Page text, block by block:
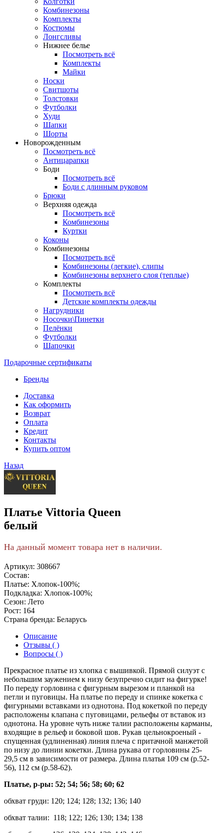
Комбинезоны
Комплекты
Костюмы
Лонгсливы
Нижнее белье
Посмотреть всё
Комплекты
Майки
Носки
Свитшоты
Толстовки
Футболки
Худи
Шапки
Шорты
Новорожденным
Посмотреть всё
Антицарапки
Боди
Посмотреть всё
Боди с длинным руковом
Брюки
Верхняя одежда
Посмотреть всё
Комбинезоны
Куртки
Коконы
Комбинезоны
Посмотреть всё
Комбинезоны (легкие), слипы
Комбинезоны верхнего слоя (теплые)
Комплекты
Посмотреть всё
Детские комплекты одежды
Нагрудники
Носочки\Пинетки
Пелёнки
Футболки
Шапочки
Подарочные сертификаты
Бренды
Доставка
Как оформить
Возврат
Оплата
Кредит
Контакты
Купить оптом
Назад
Платье Vittoria Queen
белый
На данный момент товара нет в наличии.
Артикул: 308667
Состав:
Платье: Хлопок-100%;
Подкладка: Хлопок-100%;
Сезон: Лето
Рост: 164
Страна бренда: Беларусь
Описание
Отзывы ( )
Вопросы ( )
Прекрасное платье из хлопка с вышивкой. Прямой силуэт с
небольшим заужением к низу безупречно сидит на фигурке!
По переду горловина с фигурным вырезом и планкой на
петли и пуговицы. На платье по переду и спинке кокетка с
фигурными вставками из однотона. Под кокеткой по переду
расположены клапана с пуговицами, рельефы от вставок из
однотона. На уровне чуть ниже талии расположены карманы,
входящие в рельеф и боковой шов. Рукав цельнокроеный -
спущенная (удлиненная) линия плеча с притачной манжетой
по низу до линии кокетки. Длина рукава от горловины 25-
29,5 см в зависимости от размера. Длина платья 109 см (р.52-
56), 112 см (р.58-62).
Платье, р-ры: 52; 54; 56; 58; 60; 62
обхват груди: 120; 124; 128; 132; 136; 140
обхват талии: 118; 122; 126; 130; 134; 138